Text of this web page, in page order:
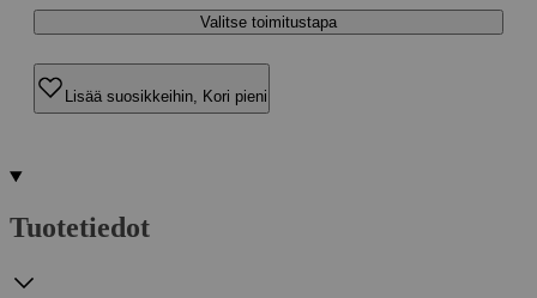
Valitse toimitustapa
Lisää suosikkeihin, Kori pieni
Tuotetiedot